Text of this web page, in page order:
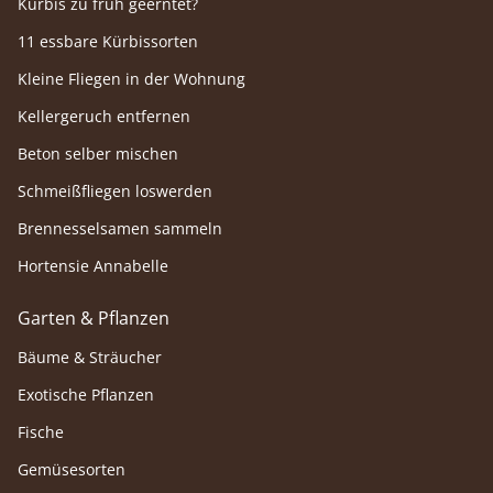
11 essbare Kürbissorten
Kleine Fliegen in der Wohnung
Kellergeruch entfernen
Beton selber mischen
Schmeißfliegen loswerden
Brennesselsamen sammeln
Hortensie Annabelle
Garten & Pflanzen
Bäume & Sträucher
Exotische Pflanzen
Fische
Gemüsesorten